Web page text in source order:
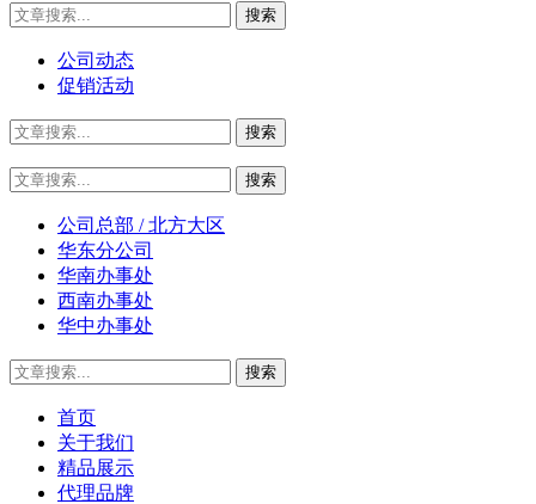
公司动态
促销活动
公司总部 / 北方大区
华东分公司
华南办事处
西南办事处
华中办事处
首页
关于我们
精品展示
代理品牌